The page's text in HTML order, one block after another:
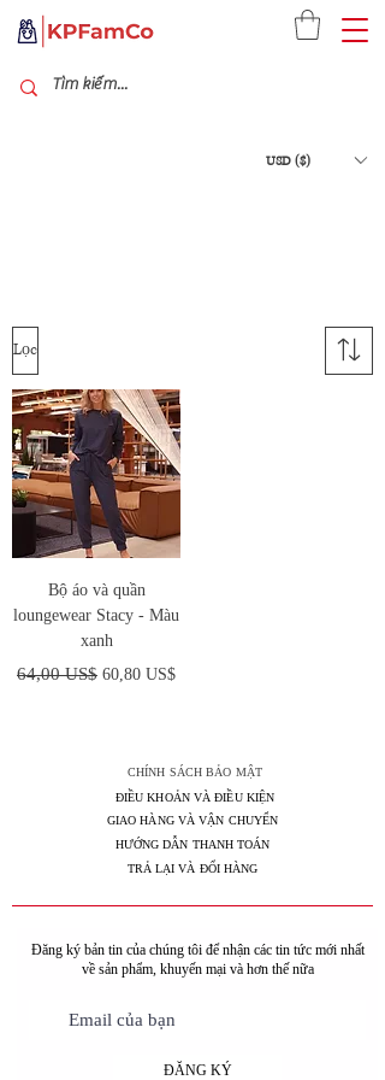
USD ($)
Lọc
Bộ áo và quần
loungewear Stacy - Màu
xanh
Giá thông thường
64,00 US$ Giá bán rẻ
60,80 US$
CHÍNH SÁCH BẢO MẬT
ĐIỀU KHOẢN VÀ ĐIỀU KIỆN
GIAO HÀNG VÀ VẬN CHUYỂN
HƯỚNG DẪN THANH TOÁN
TRẢ LẠI VÀ ĐỔI HÀNG
Đăng ký bản tin của chúng tôi để nhận các tin tức mới nhất
về sản phẩm, khuyến mại và hơn thế nữa
ĐĂNG KÝ